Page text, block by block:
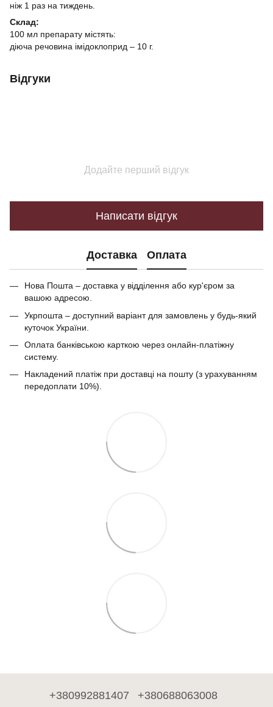
ніж 1 раз на тиждень.
Склад:
100 мл препарату містять:
діюча речовина імідоклоприд – 10 г.
Відгуки
Додайте перший відгук
Написати відгук
Доставка Оплата
Нова Пошта – доставка у відділення або кур'єром за
вашою адресою.
Укрпошта – доступний варіант для замовлень у будь-який
куточок України.
Оплата банківською карткою через онлайн-платіжну
систему.
Накладений платіж при доставці на пошту (з урахуванням
передоплати 10%).
+380992881407 +380688063008